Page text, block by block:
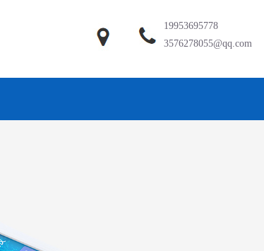
19953695778
3576278055@qq.com